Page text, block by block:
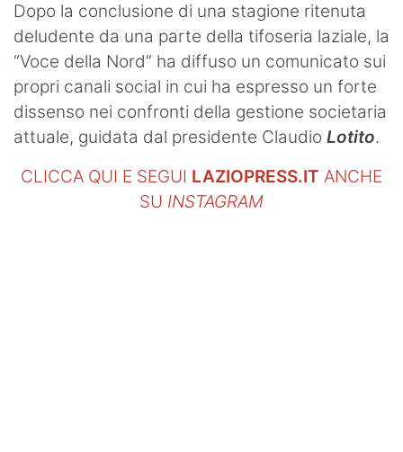
Dopo la conclusione di una stagione ritenuta
deludente da una parte della tifoseria laziale, la
“Voce della Nord” ha diffuso un comunicato sui
propri canali social in cui ha espresso un forte
dissenso nei confronti della gestione societaria
attuale, guidata dal presidente Claudio Lotito.
CLICCA QUI E SEGUI LAZIOPRESS.IT ANCHE
SU INSTAGRAM